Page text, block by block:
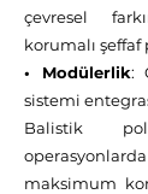
çevresel
korumalı şeffaf
• Modülerlik:
sistemi
Balistik
maksimum